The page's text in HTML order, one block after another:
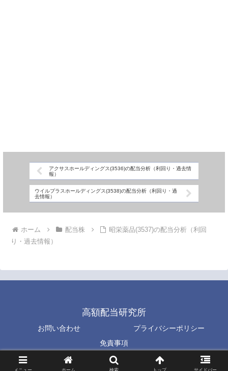
アクサスホールディングス(3536)の配当分析（利回り・過去情
報）
ウイルプラスホールディングス(3538)の配当分析（利回り・過
去情報）
ホーム 配当株
昭栄薬品(3537)の配当分析（利回
り・過去情報）
高額配当研究所
お問い合わせ
プライバシーポリシー
免責事項
© 2023 高額配当研究所.
メニュー ホーム 検索 トップ サイドバー